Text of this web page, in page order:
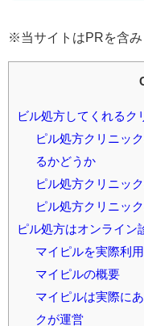
※当サイトはPRを含み
ビル処方してくれるク
ピル処方クリニッ
るかどうか
ピル処方クリニッ
ピル処方クリニッ
ピル処方はオンライン
マイピルを実際利
マイピルの概要
マイピルは実際に
クが運営